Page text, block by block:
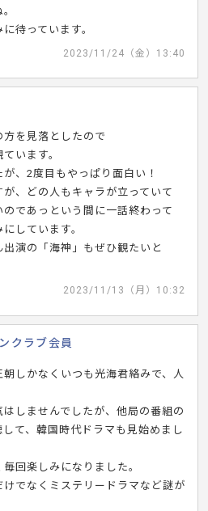
待っています。
2023/11/24（金）13:40
を見落としたので
います。
、2度目もやっぱり面白い！
、どの人もキャラが立っていて
であっという間に一話終わって
しています。
演の「海神」もぜひ観たいと
2023/11/13（月）10:32
クラブ会員
しかなくいつも光海君絡みで、人
しませんでしたが、他局の番組の
て、韓国時代ドラマも見始めまし
回楽しみになりました。
でなくミステリードラマなど謎が